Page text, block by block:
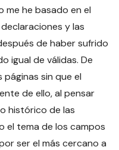
me he basado en el
y las
de haber sufrido
igual de válidas. De
sin que el
de ello, al pensar
histórico de las
el tema de los campos
ser el más cercano a